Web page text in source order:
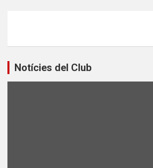
Notícies del Club